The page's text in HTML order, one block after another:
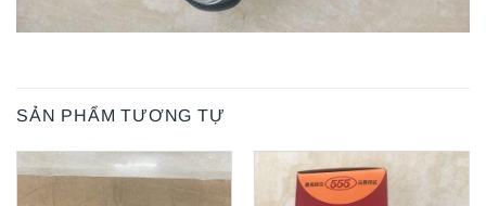
SẢN PHẨM TƯƠNG TỰ